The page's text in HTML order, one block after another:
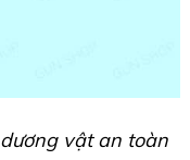
vật an toàn